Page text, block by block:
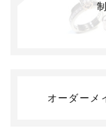
オーダー